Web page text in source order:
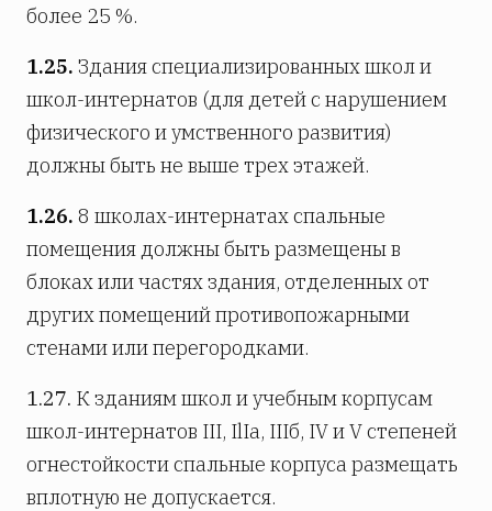
более 25 %.
1.25. Здания специализированных школ и
школ-интернатов (для детей с нарушением
физического и умственного развития)
должны быть не выше трех этажей.
1.26. 8 школах-интернатах спальные
помещения должны быть размещены в
блоках или частях здания, отделенных от
других помещений противопожарными
стенами или перегородками.
1.27. К зданиям школ и учебным корпусам
школ-интернатов III, IlIa, IIIб, IV и V степеней
огнестойкости спальные корпуса размещать
вплотную не допускается.